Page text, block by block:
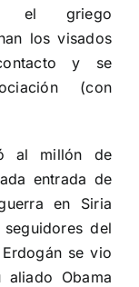
el griego
los visados
y se
(con
al millón de
entrada de
en Siria
del
se vio
Obama